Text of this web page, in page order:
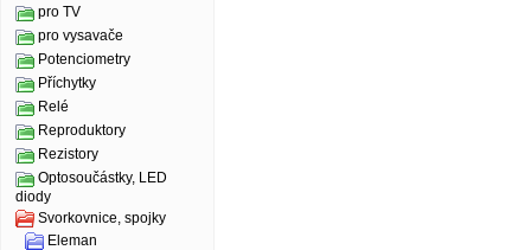
pro TV
pro vysavače
Potenciometry
Příchytky
Relé
Reproduktory
Rezistory
Optosoučástky, LED
diody
Svorkovnice, spojky
Eleman